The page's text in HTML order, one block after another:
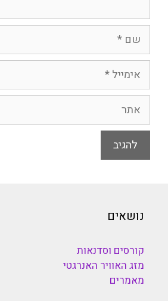
נושאים
קורסים וסדנאות
מזג האוויר האנרגטי
מאמרים